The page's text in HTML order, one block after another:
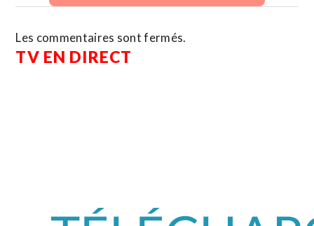
Les commentaires sont fermés.
TV EN DIRECT